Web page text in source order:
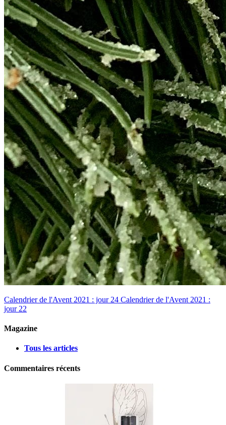
Calendrier de l'Avent 2021 : jour 24 Calendrier de l'Avent 2021 :
jour 22
Magazine
Tous les articles
Commentaires récents